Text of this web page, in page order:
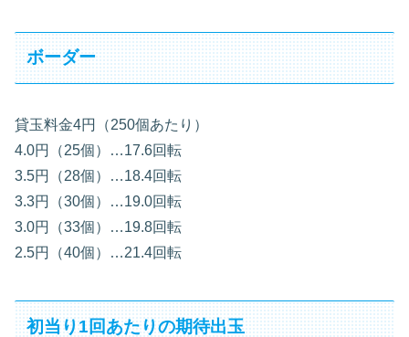
ボーダー
貸玉料金4円（250個あたり）
4.0円（25個）…17.6回転
3.5円（28個）…18.4回転
3.3円（30個）…19.0回転
3.0円（33個）…19.8回転
2.5円（40個）…21.4回転
初当り1回あたりの期待出玉